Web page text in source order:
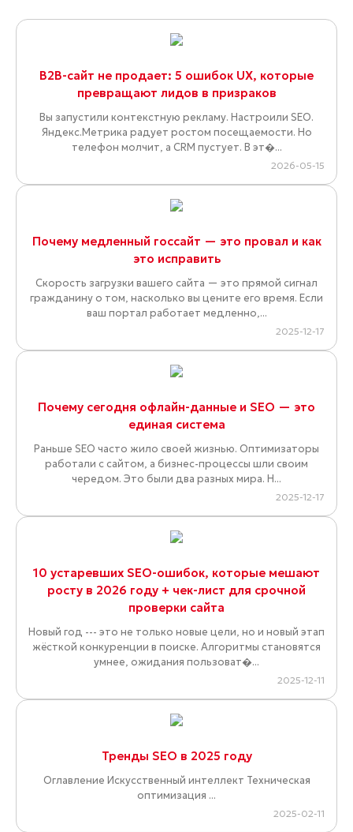
B2B-сайт не продает: 5 ошибок UX, которые
превращают лидов в призраков
Вы запустили контекстную рекламу. Настроили SEO.
Яндекс.Метрика радует ростом посещаемости. Но
телефон молчит, а CRM пустует. В эт�...
2026-05-15
Почему медленный госсайт — это провал и как
это исправить
Скорость загрузки вашего сайта — это прямой сигнал
гражданину о том, насколько вы цените его время. Если
ваш портал работает медленно,...
2025-12-17
Почему сегодня офлайн-данные и SEO — это
единая система
Раньше SEO часто жило своей жизнью. Оптимизаторы
работали с сайтом, а бизнес-процессы шли своим
чередом. Это были два разных мира. Н...
2025-12-17
10 устаревших SEO-ошибок, которые мешают
росту в 2026 году + чек-лист для срочной
проверки сайта
Новый год --- это не только новые цели, но и новый этап
жёсткой конкуренции в поиске. Алгоритмы становятся
умнее, ожидания пользоват�...
2025-12-11
Тренды SEO в 2025 году
Оглавление Искусственный интеллект Техническая
оптимизация ...
2025-02-11